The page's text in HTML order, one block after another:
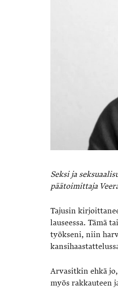
Seksi ja
päätoimittaja
Tajusin
lauseessa. Tämä
työkseni, niin
Arvasitkin ehkä
myös rakkauteen